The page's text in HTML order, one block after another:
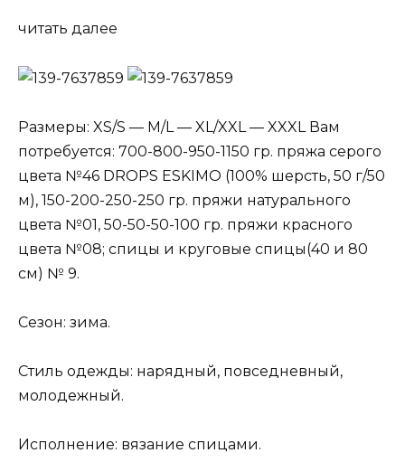
читать далее
Размеры: XS/S — M/L — XL/XXL — XXXL Вам
потребуется: 700-800-950-1150 гр. пряжа серого
цвета №46 DROPS ESKIMO (100% шерсть, 50 г/50
м), 150-200-250-250 гр. пряжи натурального
цвета №01, 50-50-50-100 гр. пряжи красного
цвета №08; спицы и круговые спицы(40 и 80
см) № 9.
Сезон: зима.
Стиль одежды: нарядный, повседневный,
молодежный.
Исполнение: вязание спицами.